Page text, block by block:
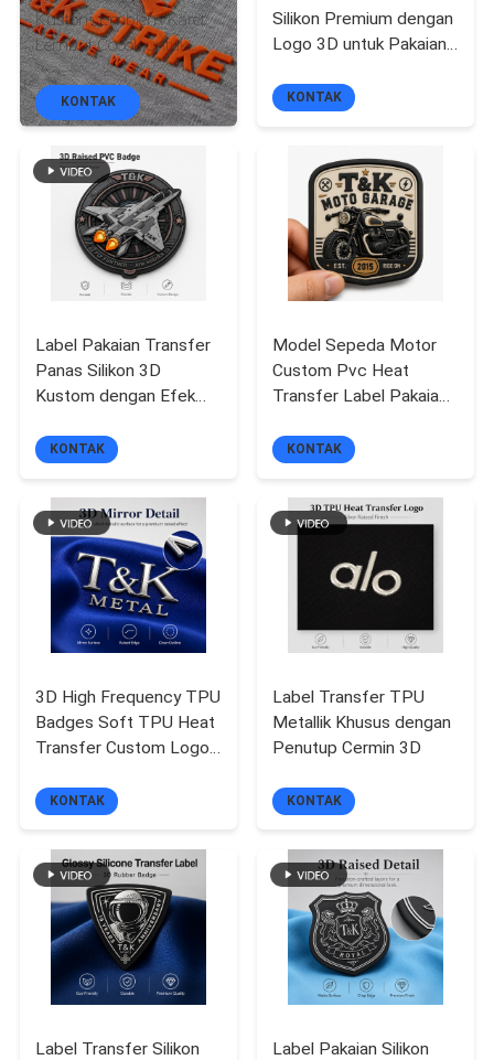
KONTROL
KUALITAS
HUBUNGI
KAMI
BERITA
SEMUA
KASUS
VR
SHOW
SITEMAP
KEBIJAKAN
PRIVASI
Kustom Emblem Karet
Lembut Cocok untuk
Pakaian Fashion Pakaian
Olahraga Tas dan
Dekorasi Topi
KONTAK
Silikon Premium dengan
Logo 3D untuk Pakaian
Pakaian Aktif Tas Jaket
KONTAK
Label Pakaian Transfer
Panas Silikon 3D
Kustom dengan Efek
Pakaian Premium,
Pakaian Jalanan, Jaket,
Topi, dan Identifikasi
Merek Fashion
KONTAK
Model Sepeda Motor
Custom Pvc Heat
Transfer Label Pakaian
Diukir untuk Jaket
Topi Tas dan Garasi
Brand Identifikasi
KONTAK
3D High Frequency TPU
Badges Soft TPU Heat
Transfer Custom Logos
dalam berbagai warna
KONTAK
Label Transfer TPU
Metallik Khusus dengan
Penutup Cermin 3D
KONTAK
Label Transfer Silikon
Label Pakaian Silikon